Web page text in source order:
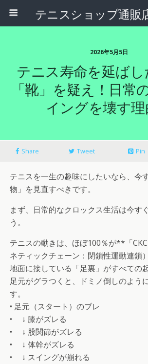
2026年5月5日
テニス寿命を延ば
「靴」を疑え！日常
イングを壊す理
Share Tweet Pin
テニスを一生の趣味にしたいなら、今
物」を見直すべきです。
まず、日常的なクロックス生活は今す
う。
テニスの動きは、ほぼ100％が**「
ネティックチェーン：閉鎖性運動連鎖
地面に接している「足裏」がすべての起
足元がグラつくと、ドミノ倒しのよう
す。
• 足元（スタート）のブレ
• ↓ 膝がズレる
• ↓ 股関節がズレる
• ↓ 体幹がズレる
• ↓ スイングが崩れる